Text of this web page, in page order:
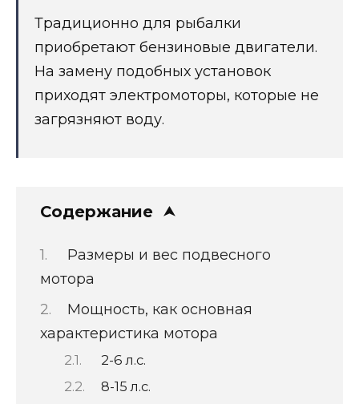
Традиционно для рыбалки
приобретают бензиновые двигатели.
На замену подобных установок
приходят электромоторы, которые не
загрязняют воду.
Содержание
Размеры и вес подвесного
мотора
Мощность, как основная
характеристика мотора
2-6 л.с.
8-15 л.с.